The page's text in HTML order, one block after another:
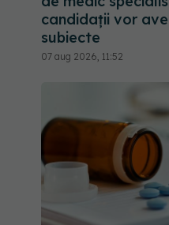
candidații vor
subiecte
07 aug 2026, 11:52